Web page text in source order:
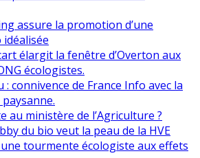
assure la promotion d’une
élargit la fenêtre d’Overton aux
écologistes.
: connivence de France Info avec la
au ministère de l’Agriculture ?
du bio veut la peau de la HVE
une tourmente écologiste aux effets